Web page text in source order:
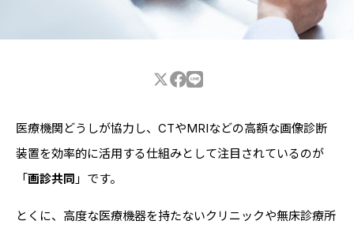
CONTACT
利用規約 個人情報保護方針
医療機関どうしが協力し、CTやMRIなどの高額な画像診断
装置を効率的に活用する仕組みとして注目されているのが
「画診共同 」です。
とくに、高度な医療機器を持たないクリニックや無床診療所